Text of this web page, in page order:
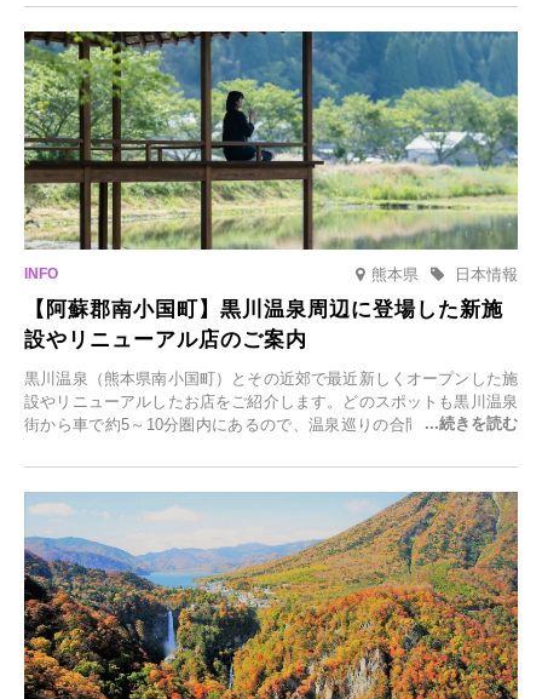
日(月)～2026年2月28日(土)の期間、「冬に咲くさくらライトアップ」
を開催します。
熊本県 日本情報
【阿蘇郡南小国町】黒川温泉周辺に登場した新施
設やリニューアル店のご案内
黒川温泉（熊本県南小国町）とその近郊で最近新しくオープンした施
設やリニューアルしたお店をご紹介します。どのスポットも黒川温泉
街から車で約5～10分圏内にあるので、温泉巡りの合間に気軽に立ち
元食材にこだわったレストランなど、多彩な魅力が満載です。黒川温
泉の新たな楽しみとしてチェックしてみてください。